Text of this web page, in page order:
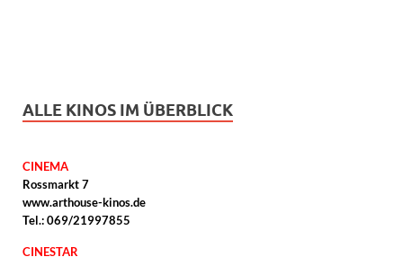
ALLE KINOS IM ÜBERBLICK
CINEMA
Rossmarkt 7
www.arthouse-kinos.de
Tel.: 069/21997855
CINESTAR